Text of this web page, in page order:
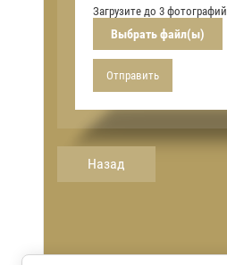
Загрузите до 3 фотографий
Выбрать файл(ы)
Отправить
Назад